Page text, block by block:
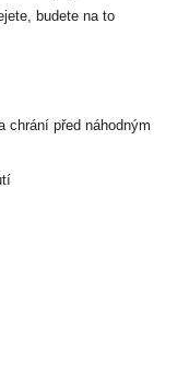
budete na to
chrání před náhodným